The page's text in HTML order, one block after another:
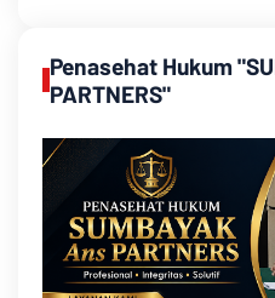
Penasehat Hukum
PARTNERS"